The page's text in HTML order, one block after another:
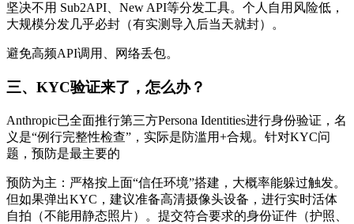
坚决不用 Sub2API、New API等分发工具。个人自用风险低，
大规模分发几乎必封（有实测导入后当天就封）。
避免高频API调用、网络丢包。
三、KYC验证来了，怎么办？
Anthropic已全面推行第三方Persona Identities进行身份验证，名
义是“例行完整性检查”，实际是防滥用+合规。针对KYC问
题，预防是最主要的
预防为主：严格按上面“信任环境”搭建，大概率能躲过触发。
但如果弹出KYC，建议准备高清摄像头设备，进行实时活体
自拍（不能用静态照片）。提交符合要求的身份证件（护照、